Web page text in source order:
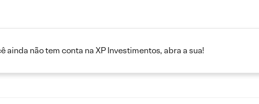
ainda não tem conta na XP Investimentos, abra a sua!